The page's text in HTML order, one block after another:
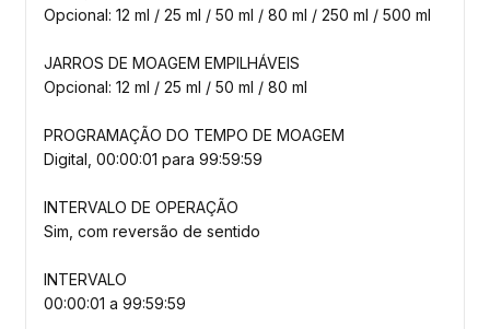
Opcional: 12 ml / 25 ml / 50 ml / 80 ml / 250 ml / 500 ml
JARROS DE MOAGEM EMPILHÁVEIS
Opcional: 12 ml / 25 ml / 50 ml / 80 ml
PROGRAMAÇÃO DO TEMPO DE MOAGEM
Digital, 00:00:01 para 99:59:59
INTERVALO DE OPERAÇÃO
Sim, com reversão de sentido
INTERVALO
00:00:01 a 99:59:59